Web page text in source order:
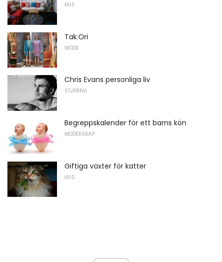
HUS
Tak.Ori
MODE
Chris Evans personliga liv
STJÄRNA
Begreppskalender för ett barns kön
MODERSKAP
Giftiga växter för katter
HUS